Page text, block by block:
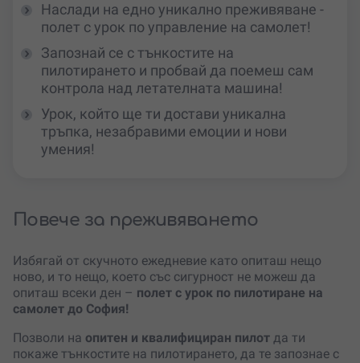
Наслади на едно уникално преживяване -
полет с урок по управление на самолет!
Запознай се с тънкостите на
пилотирането и пробвай да поемеш сам
контрола над летателната машина!
Урок, който ще ти достави уникална
тръпка, незабравими емоции и нови
умения!
Повече за преживяването
Избягай от скучното ежедневие като опиташ нещо
ново, и то нещо, което със сигурност не можеш да
опиташ всеки ден – полет с урок по пилотиране на
самолет до София!
Позволи на опитен и квалифициран пилот да ти
покаже тънкостите на пилотирането, да те запознае с